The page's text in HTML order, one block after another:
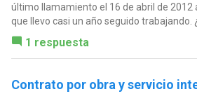
último llamamiento el 16 de abril de 2012
que llevo casi un año seguido trabajando.
1 respuesta
Contrato por obra y servicio